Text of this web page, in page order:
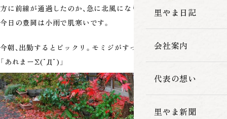
里やま日記
会社案内
代表の想い
里やま新聞
方に前線が通過したのか、急に北風になり、また肌寒くなりました。
今日の豊岡は小雨で肌寒いです。
今朝、出勤するとビックリ。モミジがすっかり落葉していました。
「あれまーΣ(ﾟДﾟ)」